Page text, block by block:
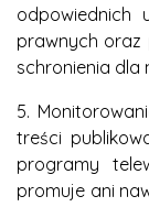
odpowiednich
prawnych oraz
schronienia dla
5.
treści
programy
promuje ani